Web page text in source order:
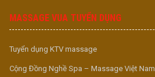
MASSAGE VUA TUYỂN DỤNG
Tuyển dụng KTV massage
Cộng Đồng Nghề Spa – Massage Việt Nam